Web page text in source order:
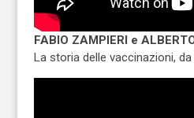
FABIO ZAMPIERI e
La storia delle vaccinazioni,